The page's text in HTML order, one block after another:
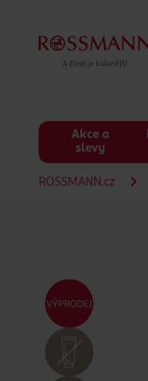
Akce a
slevy
ROSSMANN.cz